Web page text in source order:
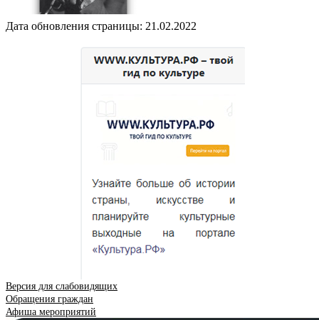
Дата обновления страницы: 21.02.2022
Версия для слабовидящих
Обращения граждан
Афиша мероприятий